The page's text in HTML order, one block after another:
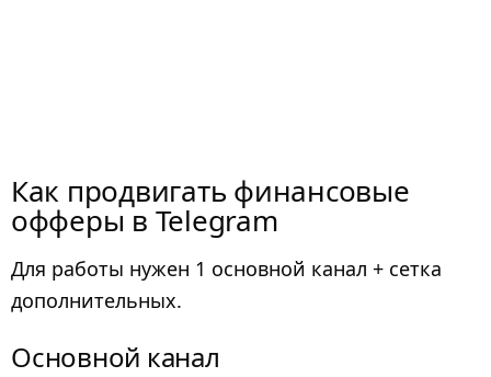
Как продвигать финансовые
офферы в Telegram
Для работы нужен 1 основной канал + сетка
дополнительных.
Основной канал